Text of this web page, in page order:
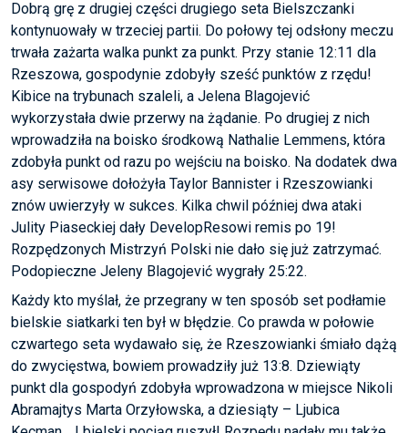
Dobrą grę z drugiej części drugiego seta Bielszczanki
kontynuowały w trzeciej partii. Do połowy tej odsłony meczu
trwała zażarta walka punkt za punkt. Przy stanie 12:11 dla
Rzeszowa, gospodynie zdobyły sześć punktów z rzędu!
Kibice na trybunach szaleli, a Jelena Blagojević
wykorzystała dwie przerwy na żądanie. Po drugiej z nich
wprowadziła na boisko środkową Nathalie Lemmens, która
zdobyła punkt od razu po wejściu na boisko. Na dodatek dwa
asy serwisowe dołożyła Taylor Bannister i Rzeszowianki
znów uwierzyły w sukces. Kilka chwil później dwa ataki
Julity Piaseckiej dały DevelopResowi remis po 19!
Rozpędzonych Mistrzyń Polski nie dało się już zatrzymać.
Podopieczne Jeleny Blagojević wygrały 25:22.
Każdy kto myślał, że przegrany w ten sposób set podłamie
bielskie siatkarki ten był w błędzie. Co prawda w połowie
czwartego seta wydawało się, że Rzeszowianki śmiało dążą
do zwycięstwa, bowiem prowadziły już 13:8. Dziewiąty
punkt dla gospodyń zdobyła wprowadzona w miejsce Nikoli
Abramajtys Marta Orzyłowska, a dziesiąty – Ljubica